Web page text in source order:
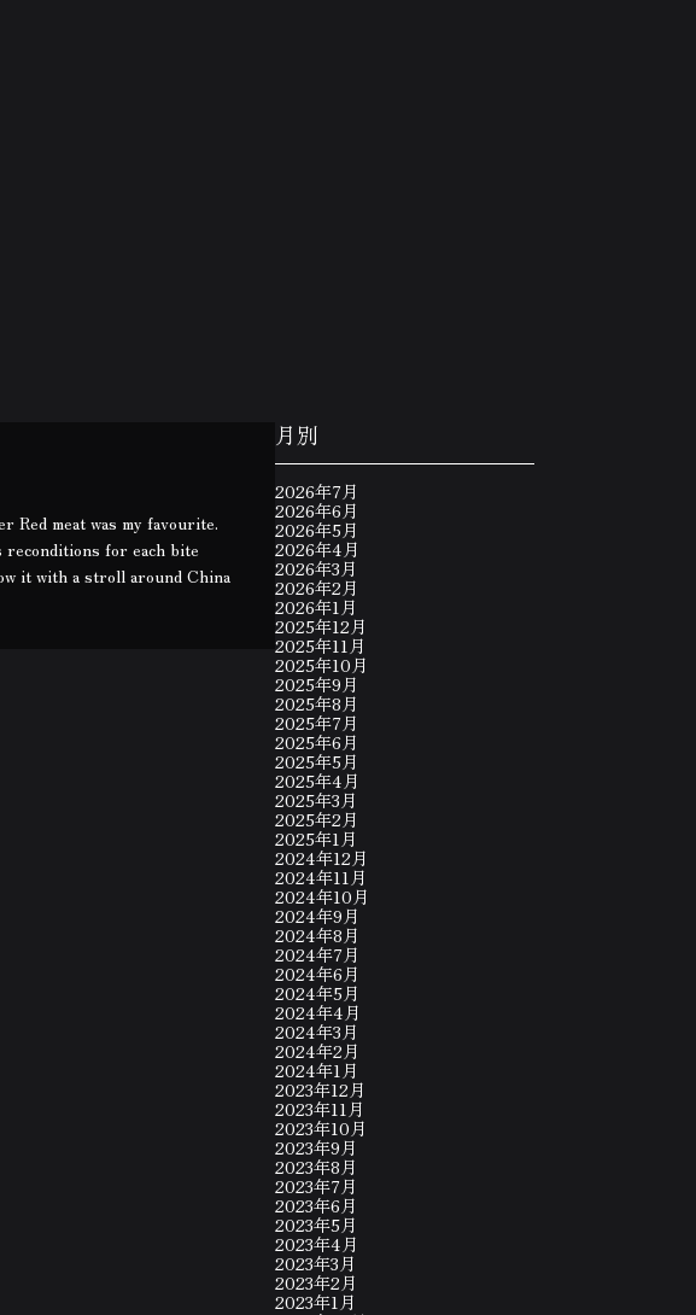
Red meat was my favourite.
reconditions for each bite
it with a stroll around China
月別
2026年7月
2026年6月
2026年5月
2026年4月
2026年3月
2026年2月
2026年1月
2025年12月
2025年11月
2025年10月
2025年9月
2025年8月
2025年7月
2025年6月
2025年5月
2025年4月
2025年3月
2025年2月
2025年1月
2024年12月
2024年11月
2024年10月
2024年9月
2024年8月
2024年7月
2024年6月
2024年5月
2024年4月
2024年3月
2024年2月
2024年1月
2023年12月
2023年11月
2023年10月
2023年9月
2023年8月
2023年7月
2023年6月
2023年5月
2023年4月
2023年3月
2023年2月
2023年1月